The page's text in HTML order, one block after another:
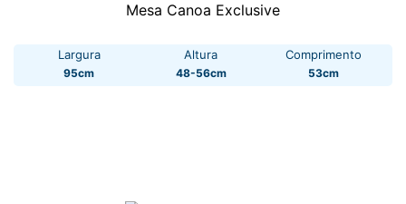
Mesa Canoa Exclusive
Largura
95cm
Altura
48-56cm
Comprimento
53cm